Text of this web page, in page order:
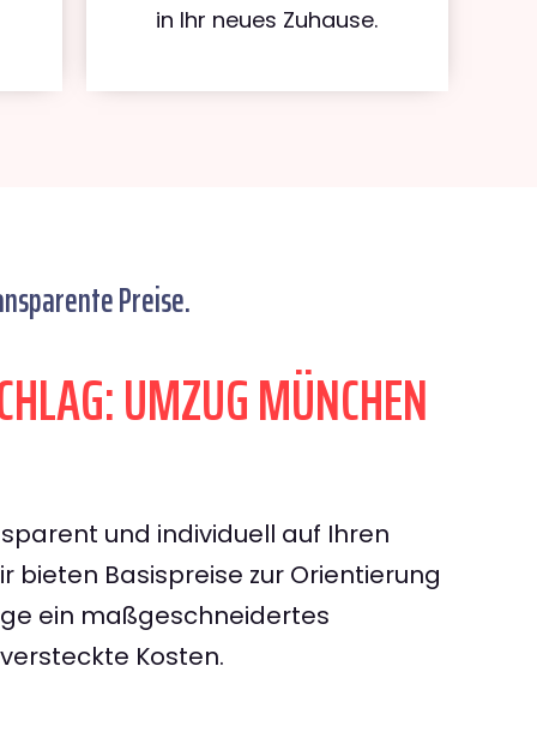
in Ihr neues Zuhause.
Preise.
UMZUG MÜNCHEN
und individuell auf Ihren
bieten Basispreise zur Orientierung
ein maßgeschneidertes
Kosten.